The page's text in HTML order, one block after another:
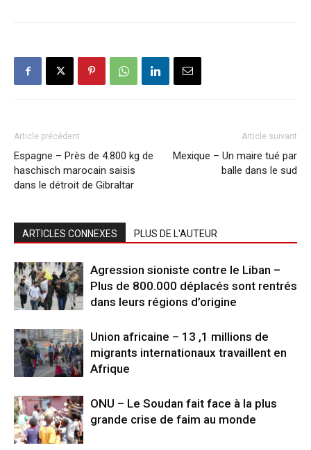
Article précédent
Espagne – Près de 4.800 kg de
haschisch marocain saisis
dans le détroit de Gibraltar
Article suivant
Mexique – Un maire tué par
balle dans le sud
ARTICLES CONNEXES PLUS DE L'AUTEUR
Agression sioniste contre le Liban –
Plus de 800.000 déplacés sont rentrés
dans leurs régions d’origine
Union africaine – 13 ,1 millions de
migrants internationaux travaillent en
Afrique
ONU – Le Soudan fait face à la plus
grande crise de faim au monde